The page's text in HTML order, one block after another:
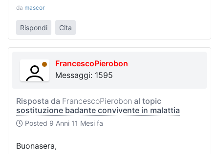
da mascor
Rispondi Cita
FrancescoPierobon
Messaggi: 1595
Risposta da FrancescoPierobon al topic
sostituzione badante convivente in malattia
Posted 9 Anni 11 Mesi fa
Buonasera,